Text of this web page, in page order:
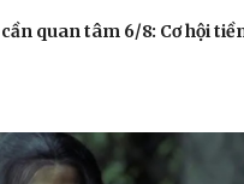
quan tâm 6/8: Cơ hội